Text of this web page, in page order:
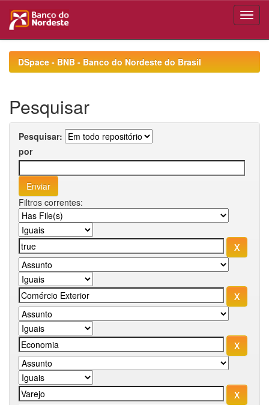
navigationDSpace - BNB - Banco do Nordeste do Brasil
Pesquisar
Pesquisar:
por
Filtros correntes: